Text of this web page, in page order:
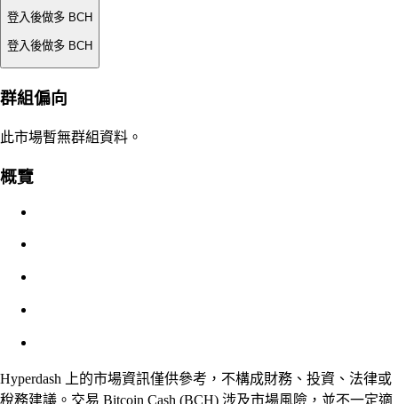
登入後做多 BCH
登入後做多 BCH
強平價
不適用
訂單價值
群組偏向
此市場暫無群組資料。
概覽
Hyperdash 上的市場資訊僅供參考，不構成財務、投資、法律或
稅務建議。交易 Bitcoin Cash (BCH) 涉及市場風險，並不一定適